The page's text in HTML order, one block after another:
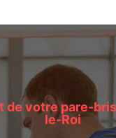
de votre pare-
le-Roi